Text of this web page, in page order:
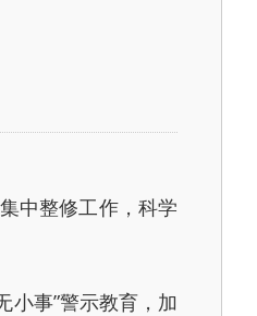
中整修工作，科学
事”警示教育，加